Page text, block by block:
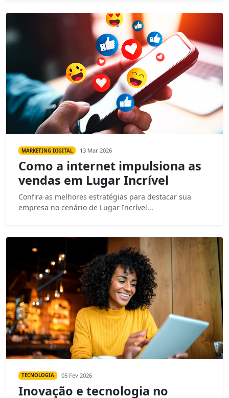
MARKETING DIGITAL 13 Mar 2026
Como a internet impulsiona as
vendas em Lugar Incrível
Confira as melhores estratégias para destacar sua
empresa no cenário de Lugar Incrível...
TECNOLOGIA 05 Fev 2026
Inovação e tecnologia no